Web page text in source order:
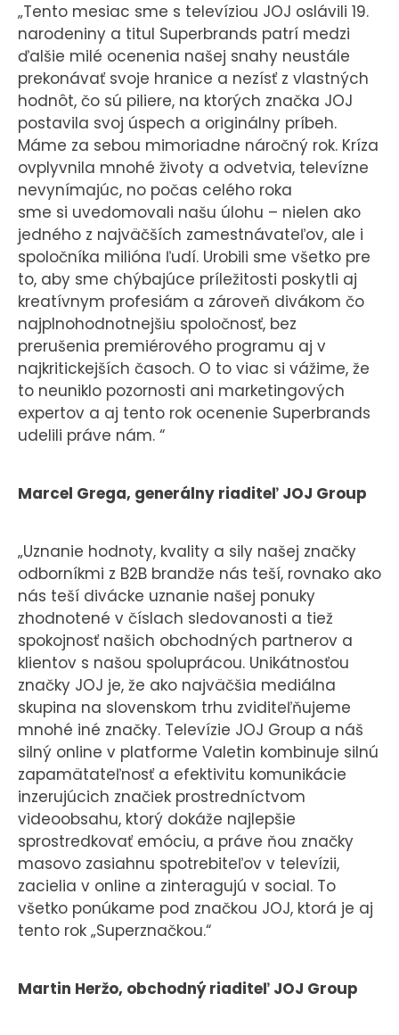
„Tento mesiac sme s televíziou JOJ oslávili 19.
narodeniny a titul Superbrands patrí medzi
ďalšie milé ocenenia našej snahy neustále
prekonávať svoje hranice a nezísť z vlastných
hodnôt, čo sú piliere, na ktorých značka JOJ
postavila svoj úspech a originálny príbeh.
Máme za sebou mimoriadne náročný rok. Kríza
ovplyvnila mnohé životy a odvetvia, televízne
nevynímajúc, no počas celého roka
sme si uvedomovali našu úlohu – nielen ako
jedného z najväčších zamestnávateľov, ale i
spoločníka milióna ľudí. Urobili sme všetko pre
to, aby sme chýbajúce príležitosti poskytli aj
kreatívnym profesiám a zároveň divákom čo
najplnohodnotnejšiu spoločnosť, bez
prerušenia premiérového programu aj v
najkritickejších časoch. O to viac si vážime, že
to neuniklo pozornosti ani marketingových
expertov a aj tento rok ocenenie Superbrands
udelili práve nám. “
Marcel Grega, generálny riaditeľ JOJ Group
„Uznanie hodnoty, kvality a sily našej značky
odborníkmi z B2B brandže nás teší, rovnako ako
nás teší divácke uznanie našej ponuky
zhodnotené v číslach sledovanosti a tiež
spokojnosť našich obchodných partnerov a
klientov s našou spoluprácou. Unikátnosťou
značky JOJ je, že ako najväčšia mediálna
skupina na slovenskom trhu zviditeľňujeme
mnohé iné značky. Televízie JOJ Group a náš
silný online v platforme Valetin kombinuje silnú
zapamätateľnosť a efektivitu komunikácie
inzerujúcich značiek prostredníctvom
videoobsahu, ktorý dokáže najlepšie
sprostredkovať emóciu, a práve ňou značky
masovo zasiahnu spotrebiteľov v televízii,
zacielia v online a zinteragujú v social. To
všetko ponúkame pod značkou JOJ, ktorá je aj
tento rok „Superznačkou.“
Martin Heržo, obchodný riaditeľ JOJ Group